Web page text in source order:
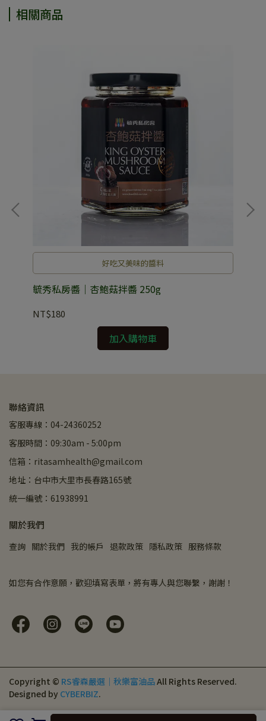
相關商品
好吃又美味的醬料
毓秀私房醬｜杏鮑菇拌醬 250g
NT$180
加入購物車
聯絡資訊
客服專線：04-24360252
客服時間：09:30am - 5:00pm
信箱：ritasamhealth@gmail.com
地址：台中市大里市長春路165號
統一編號：61938991
關於我們
查詢 關於我們 我的帳戶 退款政策 隱私政策 服務條款
如您有合作意願，歡迎填寫表單，將有專人與您聯繫，謝謝！
Copyright © RS睿森嚴選｜秋樂富油品All Rights Reserved.
Designed by CYBERBIZ.